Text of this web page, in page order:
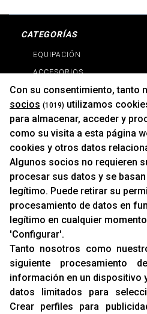
CATEGORÍAS
EQUIPACIÓN
ACCESORIOS
RECAMBIOS
PROMOCIONES
NOVEDADES
MARCAS
MARCAS
INFORMACIÓN
Contacto
Cambios Y Devoluciones
RACING SUPPORT
Aviso Legal
Sobre Nosotros
Con su consentimiento, tanto
socios (1019) utilizamos
para almacenar, acceder y
como su visita a esta página
cookies y otros datos
Algunos socios no requieren
procesar sus datos y se
legítimo. Puede retirar su
procesamiento de datos en
legítimo en cualquier
'Configurar'.
Tanto nosotros como
siguiente procesamiento
información en un dispositivo
datos limitados para
Crear perfiles para